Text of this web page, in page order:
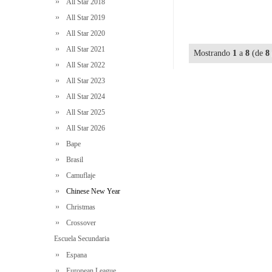
All Star 2018
All Star 2019
All Star 2020
All Star 2021
All Star 2022
All Star 2023
All Star 2024
All Star 2025
All Star 2026
Bape
Brasil
Camuflaje
Chinese New Year
Christmas
Crossover
Escuela Secundaria
Espana
Mostrando 1 a 8 (de 8